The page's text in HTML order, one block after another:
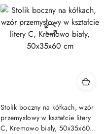
Stolik boczny na kółkach, wzór
przemysłowy w kształcie litery
C, Kremowo biały, 50x35x60